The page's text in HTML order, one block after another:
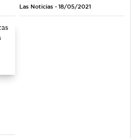
Las Noticias - 18/05/2021